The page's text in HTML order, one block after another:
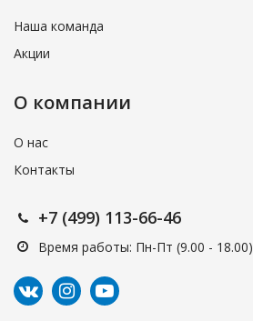
Наша команда
Акции
О компании
О нас
Контакты
+7 (499) 113-66-46
Время работы: Пн-Пт (9.00 - 18.00)